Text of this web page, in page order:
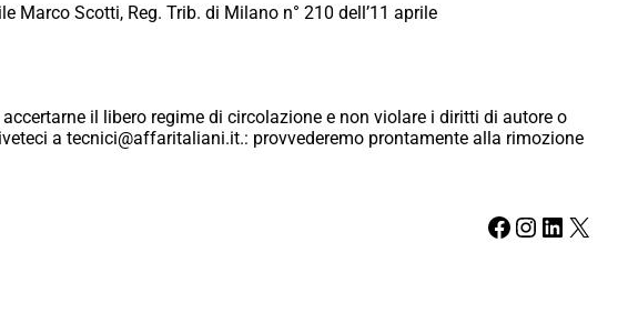
Marco Scotti, Reg. Trib. di Milano n° 210 dell’11 aprile
il libero regime di circolazione e non violare i diritti di autore o
a tecnici@affaritaliani.it.: provvederemo prontamente alla rimozione
Facebook Instagram LinkedIn X